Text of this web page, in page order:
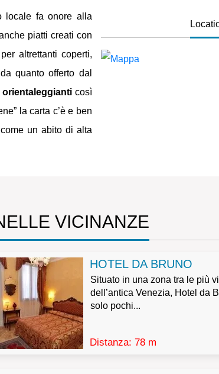
locale fa onore alla
piatti creati con
altrettanti coperti,
quanto offerto dal
orientaleggianti così
la carta c’è e ben
un abito di alta
VICINANZE
HOTEL DA BRUNO
Situato in una zona tra le più
dell’antica Venezia, Hotel da
solo pochi...
Distanza: 78 m